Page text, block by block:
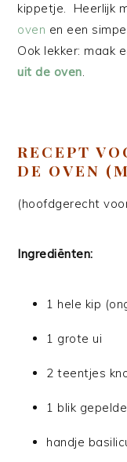
kippetje. Heerlijk
oven en een
Ook lekker: maak
uit de oven.
RECEPT
DE OVEN
(hoofdgerecht
Ingrediënten:
1 hele kip
1 grote ui
2 teentjes
1 blik
handje